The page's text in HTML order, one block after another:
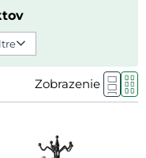
Zobrazenie